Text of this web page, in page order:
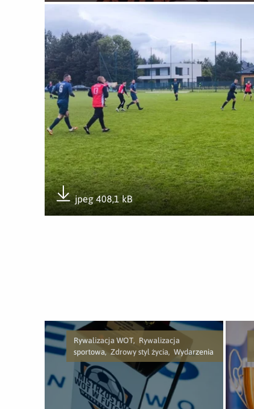
jpeg 408,1 kB
Pobierz załącznik
Rywalizacja WOT, Rywalizacja
sportowa, Zdrowy styl życia, Wydarzenia